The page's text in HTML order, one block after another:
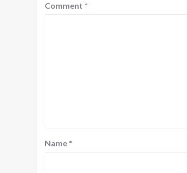
Comment *
Name *